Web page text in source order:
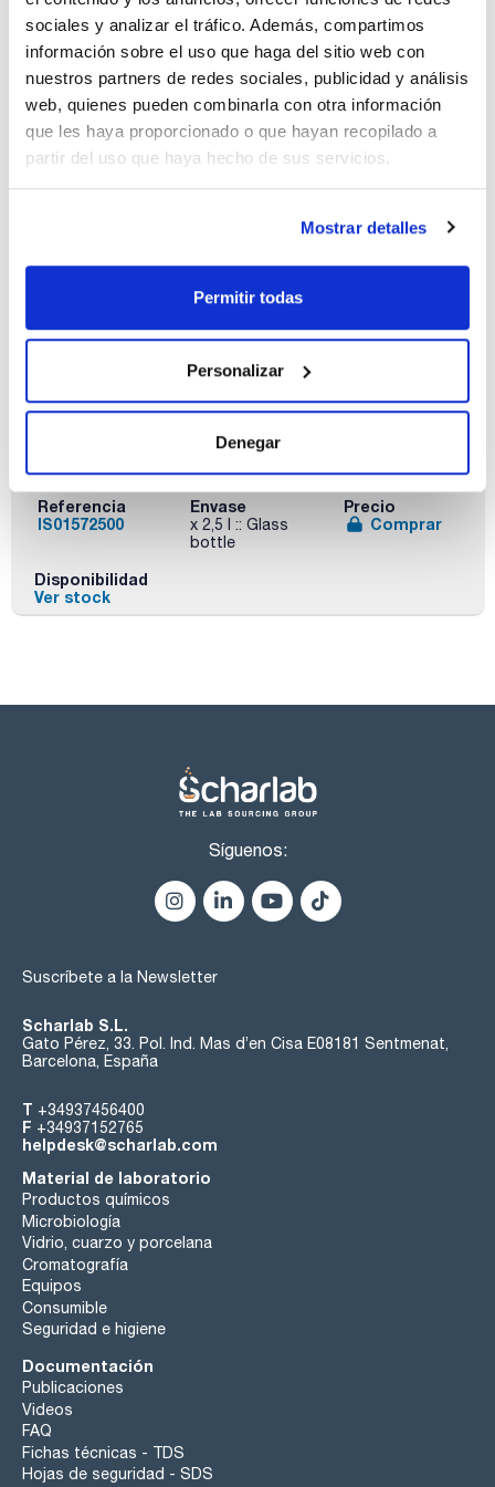
sociales y analizar el tráfico. Además, compartimos
información sobre el uso que haga del sitio web con
nuestros partners de redes sociales, publicidad y análisis
web, quienes pueden combinarla con otra información
que les haya proporcionado o que hayan recopilado a
partir del uso que haya hecho de sus servicios.
Mostrar detalles
Permitir todas
Personalizar
Denegar
Capacidad
x 1 l
Referencia
Envase
Precio
Referencia
IS01572500
Envase
x 2,5 l :: Glass
bottle
Precio
Comprar
Disponibilidad
Ver stock
Síguenos:
Suscríbete a la Newsletter
Scharlab S.L.
Gato Pérez, 33. Pol. Ind. Mas d’en Cisa E08181 Sentmenat,
Barcelona, España
T +34937456400
F +34937152765
helpdesk@scharlab.com
Material de laboratorio
Productos químicos
Microbiología
Vidrio, cuarzo y porcelana
Cromatografía
Equipos
Consumible
Seguridad e higiene
Documentación
Publicaciones
Videos
FAQ
Fichas técnicas - TDS
Hojas de seguridad - SDS